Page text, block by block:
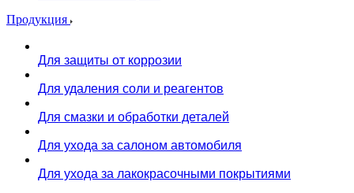
Продукция
Для защиты от коррозии
Для удаления соли и реагентов
Для смазки и обработки деталей
Для ухода за салоном автомобиля
Для ухода за лакокрасочными покрытиями